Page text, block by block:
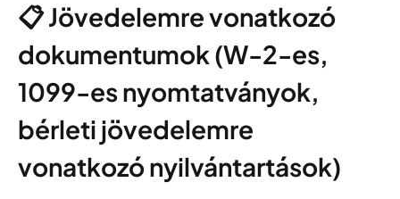
📋 Jövedelemre vonatkozó
dokumentumok (W-2-es,
1099-es nyomtatványok,
bérleti jövedelemre
vonatkozó nyilvántartások)